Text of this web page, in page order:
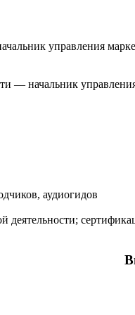
управления
— начальник
аудиогидов
деятельности;